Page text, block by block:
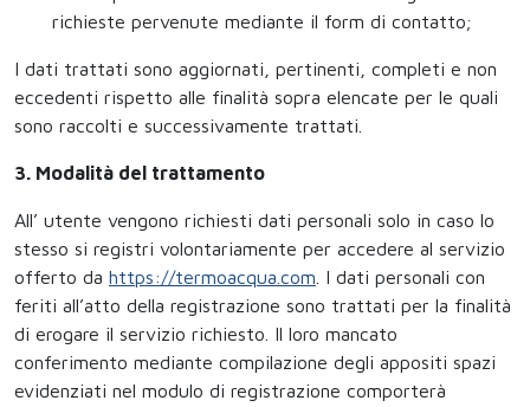
richieste pervenute mediante il form di contatto;
I dati trattati sono aggiornati, pertinenti, completi e non
eccedenti rispetto alle finalità sopra elencate per le quali
sono raccolti e successivamente trattati.
3. Modalità del trattamento
All’ utente vengono richiesti dati personali solo in caso lo
stesso si registri volontariamente per accedere al servizio
offerto da https://termoacqua.com . I dati personali con
feriti all’atto della registrazione sono trattati per la finalità
di erogare il servizio richiesto. Il loro mancato
conferimento mediante compilazione degli appositi spazi
evidenziati nel modulo di registrazione comporterà